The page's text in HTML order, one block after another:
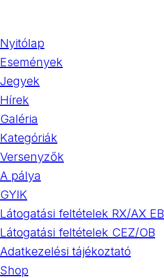
Nyitólap
Események
Jegyek
Hírek
Galéria
Kategóriák
Versenyzők
A pálya
GYIK
Látogatási feltételek RX/AX EB
Látogatási feltételek CEZ/OB
Adatkezelési tájékoztató
Shop